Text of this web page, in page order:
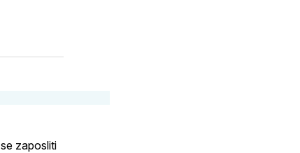
zaposliti